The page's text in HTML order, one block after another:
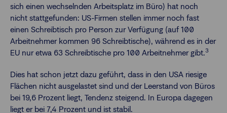
sich einen wechselnden Arbeitsplatz im Büro) hat noch
nicht stattgefunden: US-Firmen stellen immer noch fast
einen Schreibtisch pro Person zur Verfügung (auf 100
Arbeitnehmer kommen 96 Schreibtische), während es in der
EU nur etwa 63 Schreibtische pro 100 Arbeitnehmer gibt.3
Dies hat schon jetzt dazu geführt, dass in den USA riesige
Flächen nicht ausgelastet sind und der Leerstand von Büros
bei 19,6 Prozent liegt, Tendenz steigend. In Europa dagegen
liegt er bei 7,4 Prozent und ist stabil.